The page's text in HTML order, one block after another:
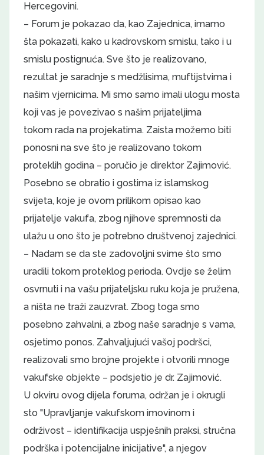
Hercegovini.
– Forum je pokazao da, kao Zajednica, imamo
šta pokazati, kako u kadrovskom smislu, tako i u
smislu postignuća. Sve što je realizovano,
rezultat je saradnje s medžlisima, muftijstvima i
našim vjernicima. Mi smo samo imali ulogu mosta
koji vas je povezivao s našim prijateljima
tokom rada na projekatima. Zaista možemo biti
ponosni na sve što je realizovano tokom
proteklih godina – poručio je direktor Zajimović.
Posebno se obratio i gostima iz islamskog
svijeta, koje je ovom prilikom opisao kao
prijatelje vakufa, zbog njihove spremnosti da
ulažu u ono što je potrebno društvenoj zajednici.
– Nadam se da ste zadovoljni svime što smo
uradili tokom proteklog perioda. Ovdje se želim
osvrnuti i na vašu prijateljsku ruku koja je pružena,
a ništa ne traži zauzvrat. Zbog toga smo
posebno zahvalni, a zbog naše saradnje s vama,
osjetimo ponos. Zahvaljujući vašoj podršci,
realizovali smo brojne projekte i otvorili mnoge
vakufske objekte – podsjetio je dr. Zajimović.
U okviru ovog dijela foruma, održan je i okrugli
sto "Upravljanje vakufskom imovinom i
održivost – identifikacija uspješnih praksi, stručna
podrška i potencijalne inicijative", a njegov